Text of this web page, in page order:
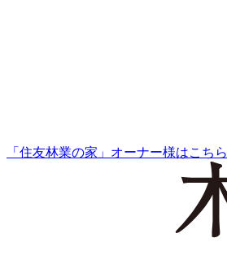
「住友林業の家」オーナー様はこちら